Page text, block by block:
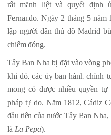
rất mãnh liệt và quyết định
Fernando. Ngày 2 tháng 5 năm
lập người dân thủ đô Madrid
chiếm đóng.
Tây Ban Nha bị đặt vào vòng
khi đó, các ủy ban hành chính
mong có được nhiều quyền
pháp tự do. Năm 1812, Cádiz
đầu tiên của nước Tây Ban
là La Pepa).